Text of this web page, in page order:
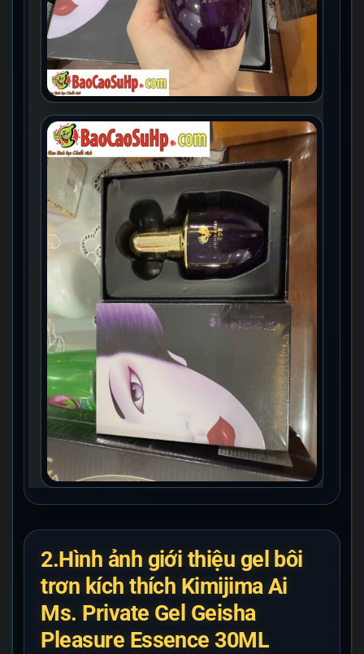
2.Hình ảnh giới thiệu gel bôi
trơn kích thích Kimijima Ai
Ms. Private Gel Geisha
Pleasure Essence 30ML